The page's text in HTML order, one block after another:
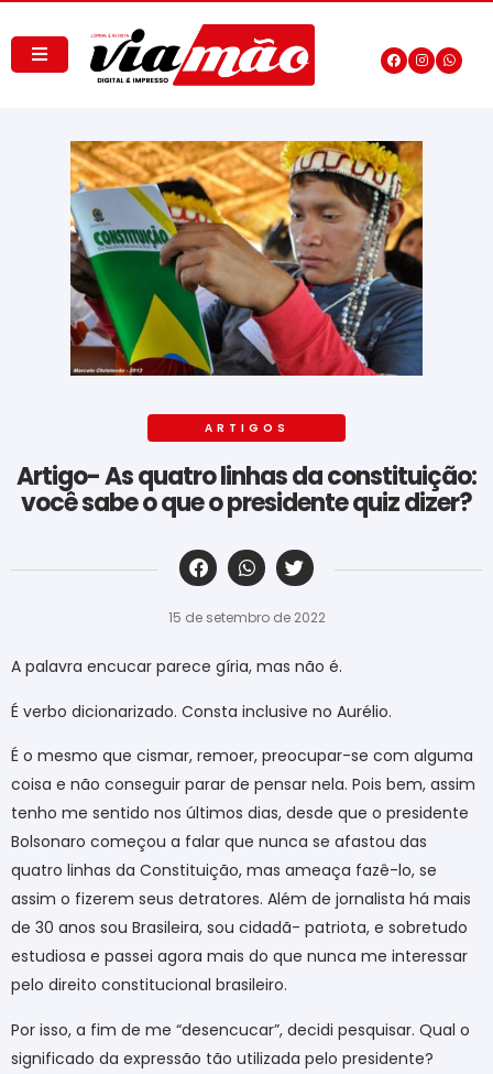
ARTIGOS
Artigo- As quatro linhas da constituição:
você sabe o que o presidente quiz dizer?
‎ ‎ ‎ ‎ ‎ ‎ ‎ ‎ ‎ ‎ ‎ ‎ ‎ ‎ ‎ ‎ ‎ ‎ ‎ ‎ ‎ ‎ ‎ ‎ ‎ ‎ ‎ ‎ ‎ ‎ ‎
15 de setembro de 2022
A palavra encucar parece gíria, mas não é.
É verbo dicionarizado. Consta inclusive no Aurélio.
É o mesmo que cismar, remoer, preocupar-se com alguma
coisa e não conseguir parar de pensar nela. Pois bem, assim
tenho me sentido nos últimos dias, desde que o presidente
Bolsonaro começou a falar que nunca se afastou das
quatro linhas da Constituição, mas ameaça fazê-lo, se
assim o fizerem seus detratores. Além de jornalista há mais
de 30 anos sou Brasileira, sou cidadã- patriota, e sobretudo
estudiosa e passei agora mais do que nunca me interessar
pelo direito constitucional brasileiro.
Por isso, a fim de me “desencucar”, decidi pesquisar. Qual o
significado da expressão tão utilizada pelo presidente?